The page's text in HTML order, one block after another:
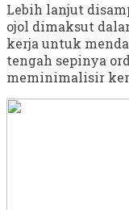
Lebih lanjut
ojol dimaksut
kerja untuk
tengah sepinya
meminimalisir